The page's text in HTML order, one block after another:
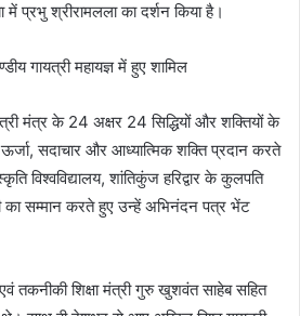
प्रभु श्रीरामलला का दर्शन किया है।
मंत्र के 24 अक्षर 24 सिद्धियों और शक्तियों के
सदाचार और आध्यात्मिक शक्ति प्रदान करते
विश्वविद्यालय, शांतिकुंज हरिद्वार के कुलपति
का सम्मान करते हुए उन्हें अभिनंदन पत्र भेंट
तकनीकी शिक्षा मंत्री गुरु खुशवंत साहेब सहित